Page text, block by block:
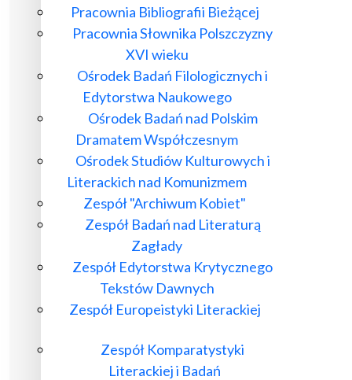
Pracownia Bibliografii Bieżącej
Pracownia Słownika Polszczyzny
XVI wieku
Ośrodek Badań Filologicznych i
Edytorstwa Naukowego
Ośrodek Badań nad Polskim
Dramatem Współczesnym
Ośrodek Studiów Kulturowych i
Literackich nad Komunizmem
Zespół "Archiwum Kobiet"
Zespół Badań nad Literaturą
Zagłady
Zespół Edytorstwa Krytycznego
Tekstów Dawnych
Zespół Europeistyki Literackiej
Zespół Komparatystyki
Literackiej i Badań